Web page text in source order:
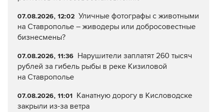
07.08.2026, 12:02 Уличные фотографы с животными
на Ставрополье – живодеры или добросовестные
бизнесмены?
07.08.2026, 11:36 Нарушители заплатят 260 тысяч
рублей за гибель рыбы в реке Кизиловой
на Ставрополье
07.08.2026, 11:01 Канатную дорогу в Кисловодске
закрыли из-за ветра